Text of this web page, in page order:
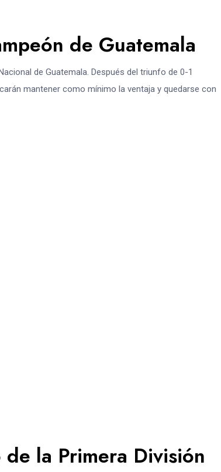
de Guatemala
de Guatemala. Después del triunfo de 0-1
mantener como mínimo la ventaja y quedarse con
la Primera División